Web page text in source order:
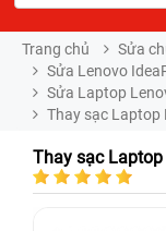
Trang chủ Sửa
Sửa Lenovo
Sửa Laptop
Thay sạc Laptop
Thay sạc Laptop